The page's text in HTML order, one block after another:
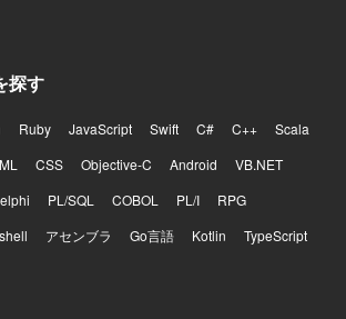
探す
Ruby JavaScript Swift C# C++
Scala
CSS Objective-C Android
VB.NET
PL/SQL COBOL PL/I
RPG
shell アセンブラ Go言語 Kotlin
TypeScript